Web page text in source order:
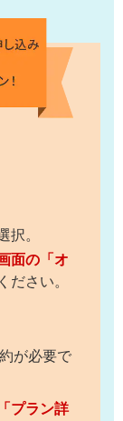
択。
面の「オ
ださい。
が必要で
プラン詳